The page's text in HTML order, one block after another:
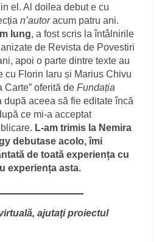
el. Al doilea debut e cu
n’autoracum patru ani.
lung, a fost scris la întâlnirile
de Revista de Povestiri
apoi o parte dintre texte au
cu Florin Iaru și Marius Chivu
Carte” oferită deFundația
după aceea să fie editate încă
ce mi-a acceptat
L-am trimis la Nemira
debutase acolo, îmi
de toată experiența cu
experiența asta.
ajutaţi proiectul